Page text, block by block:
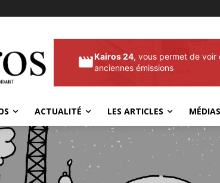
Kairos 24, vous permet de voir
anciennes émissions
ACTUALITÉ LES ARTICLES MÉDIAS